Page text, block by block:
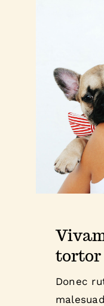
tortor
Donec